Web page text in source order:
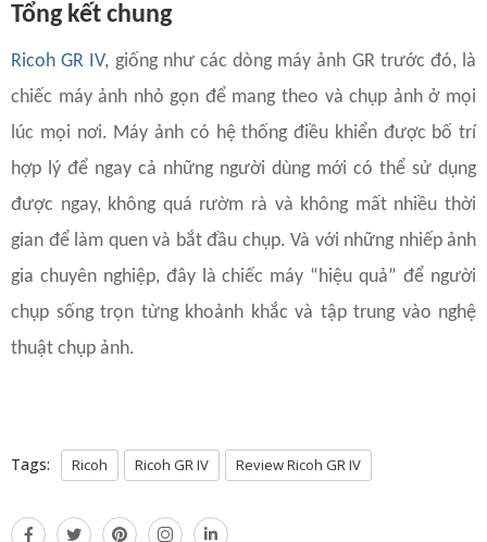
Tổng kết chung
Ricoh GR IV, giống như các dòng máy ảnh GR trước đó, là
chiếc máy ảnh nhỏ gọn để mang theo và chụp ảnh ở mọi
lúc mọi nơi. Máy ảnh có hệ thống điều khiển được bố trí
hợp lý để ngay cả những người dùng mới có thể sử dụng
được ngay, không quá rườm rà và không mất nhiều thời
gian để làm quen và bắt đầu chụp. Và với những nhiếp ảnh
gia chuyên nghiệp, đây là chiếc máy “hiệu quả” để người
chụp sống trọn từng khoảnh khắc và tập trung vào nghệ
thuật chụp ảnh.
Tags: Ricoh Ricoh GR IV Review Ricoh GR IV